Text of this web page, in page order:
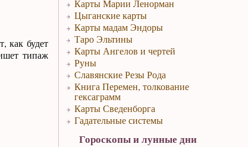
как будет
типаж
Карты Марии Ленорман
Цыганские карты
Карты мадам Эндоры
Таро Эльтины
Карты Ангелов и чертей
Руны
Славянские Резы Рода
Книга Перемен, толкование
гексаграмм
Карты Сведенборга
Гадательные системы
Гороскопы и лунные дни